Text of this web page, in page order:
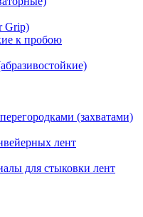
Grip)
к пробою
(захватами)
лент
для стыковки лент